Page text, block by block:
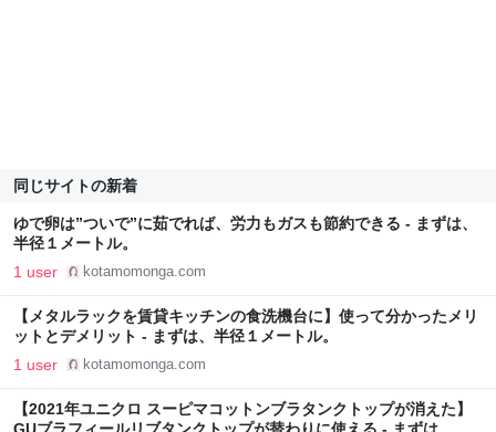
同じサイトの新着
ゆで卵は”ついで”に茹でれば、労力もガスも節約できる - まずは、
半径１メートル。
1 user kotamomonga.com
【メタルラックを賃貸キッチンの食洗機台に】使って分かったメリ
ットとデメリット - まずは、半径１メートル。
1 user kotamomonga.com
【2021年ユニクロ スーピマコットンブラタンクトップが消えた】